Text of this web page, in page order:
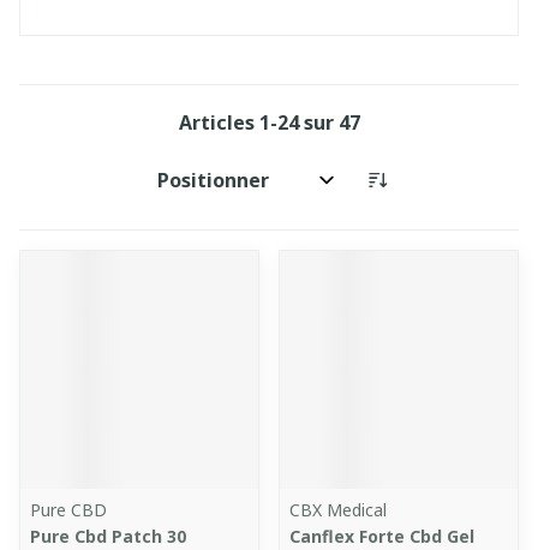
Articles 1-24sur 47
Trier par:
Pure CBD
Pure Cbd Patch 30
CBX Medical
Canflex Forte Cbd Gel